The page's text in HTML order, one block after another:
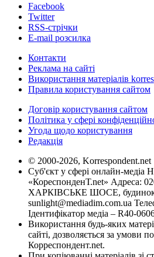
Facebook
Twitter
RSS-стрічки
E-mail розсилка
Контакти
Реклама на сайті
Використання матеріалів
Правила користування сайтом
Договір користування сайтом
Політика у сфері
Угода щодо користування
Редакція
© 2000-2026, Korrespondent.net
Суб'єкт у сфері онлайн-медіа
«КореспонденТ.net» Адреса:
ХАРКІВСЬКЕ ШОСЕ, будинок
sunlight@mediadim.com.ua
Ідентифікатор медіа – R40-
Використання будь-яких
сайті, дозволяється за умови
Корреспондент.net.